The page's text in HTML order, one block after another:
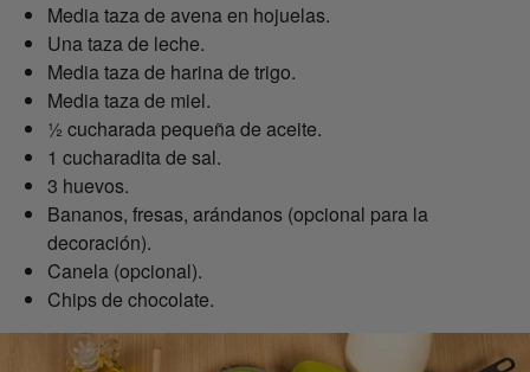
Media taza de avena en hojuelas.
Una taza de leche.
Media taza de harina de trigo.
Media taza de miel.
½ cucharada pequeña de aceite.
1 cucharadita de sal.
3 huevos.
Bananos, fresas, arándanos (opcional para la
decoración).
Canela (opcional).
Chips de chocolate.